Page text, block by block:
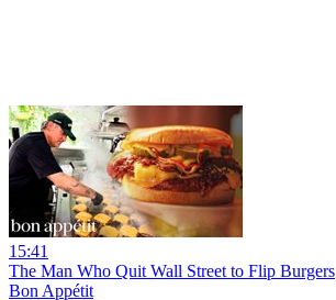
15:41
The Man Who Quit Wall Street to Flip Burgers
Bon Appétit